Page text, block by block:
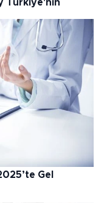
Türkiye'nin
Gel